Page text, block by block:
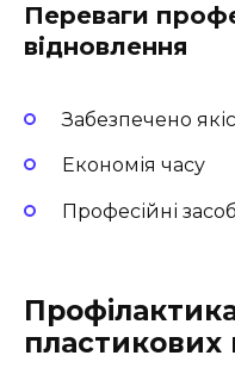
Переваги
відновлення
Забезпечено
Економія часу
Професійні
пластикових